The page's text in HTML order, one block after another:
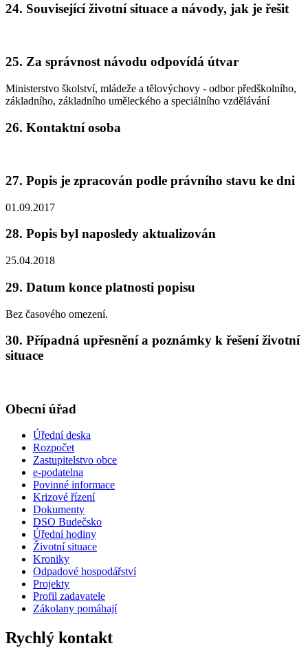
24. Související životní situace a návody, jak je řešit
25. Za správnost návodu odpovídá útvar
Ministerstvo školství, mládeže a tělovýchovy - odbor předškolního,
základního, základního uměleckého a speciálního vzdělávání
26. Kontaktní osoba
27. Popis je zpracován podle právního stavu ke dni
01.09.2017
28. Popis byl naposledy aktualizován
25.04.2018
29. Datum konce platnosti popisu
Bez časového omezení.
30. Případná upřesnění a poznámky k řešení životní
situace
Obecní úřad
Úřední deska
Rozpočet
Zastupitelstvo obce
e-podatelna
Povinné informace
Krizové řízení
Dokumenty
DSO Budečsko
Úřední hodiny
Životní situace
Kroniky
Odpadové hospodářství
Projekty
Profil zadavatele
Zákolany pomáhají
Rychlý kontakt